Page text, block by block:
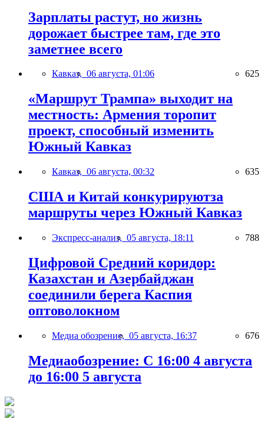
Зарплаты растут, но жизнь
дорожает быстрее там, где это
заметнее всего
Кавказ, 06 августа, 01:06 625
«Маршрут Трампа» выходит на
местность: Армения торопит
проект, способный изменить
Южный Кавказ
Кавказ, 06 августа, 00:32 635
США и Китай конкурируютза
маршруты через Южный Кавказ
Экспресс-анализ, 05 августа, 18:11 788
Цифровой Средний коридор:
Казахстан и Азербайджан
соединили берега Каспия
оптоволокном
Медиа обозрение, 05 августа, 16:37 676
Медиаобозрение: С 16:00 4 августа
до 16:00 5 августа